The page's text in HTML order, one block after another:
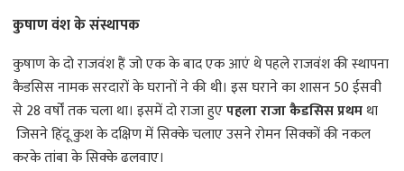
कुषाण वंश के संस्थापक
कुषाण के दो राजवंश हैं जो एक के बाद एक आएं थे पहले राजवंश की स्थापना
कैडसिस नामक सरदारों के घरानों ने की थी। इस घराने का शासन 50 ईसवी
से 28 वर्षों तक चला था। इसमें दो राजा हुएपहला राजा कैडसिस प्रथमथा
जिसने हिंदू कुश के दक्षिण में सिक्के चलाए उसने रोमन सिक्कों की नकल
करके तांबा के सिक्के ढलवाए।